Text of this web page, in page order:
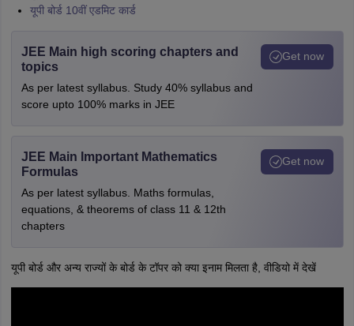
यूपी बोर्ड 10वीं एडमिट कार्ड
JEE Main high scoring chapters and
topics
As per latest syllabus. Study 40% syllabus and
score upto 100% marks in JEE
Get now
JEE Main Important Mathematics
Formulas
As per latest syllabus. Maths formulas,
equations, & theorems of class 11 & 12th
chapters
Get now
यूपी बोर्ड और अन्य राज्यों के बोर्ड के टॉपर को क्या इनाम मिलता है, वीडियो में देखें